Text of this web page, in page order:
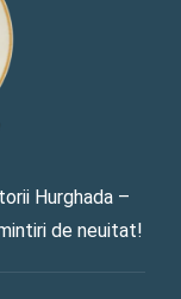
Hurghada –
de neuitat!